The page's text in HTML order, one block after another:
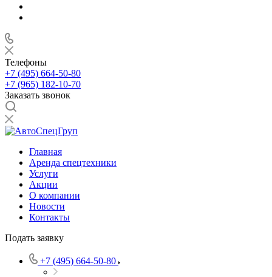
Телефоны
+7 (495) 664-50-80
+7 (965) 182-10-70
Заказать звонок
Главная
Аренда спецтехники
Услуги
Акции
О компании
Новости
Контакты
Подать заявку
+7 (495) 664-50-80